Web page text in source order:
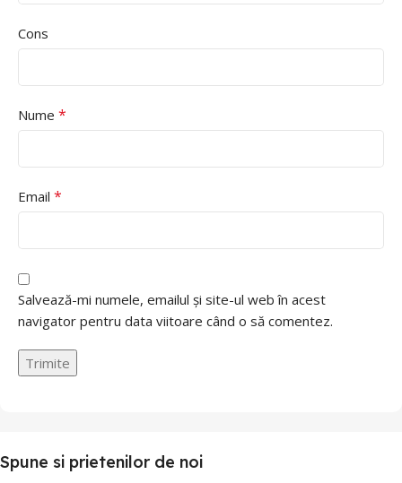
Cons
Nume *
Email *
Salvează-mi numele, emailul și site-ul web în acest
navigator pentru data viitoare când o să comentez.
Spune si prietenilor de noi